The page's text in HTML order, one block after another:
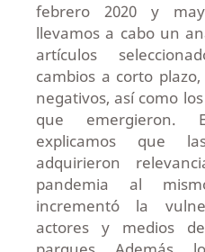
febrero 2020 y
llevamos a cabo un
artículos
cambios a corto
negativos, así como
que emergieron.
explicamos que
adquirieron
pandemia al
incrementó la
actores y medios